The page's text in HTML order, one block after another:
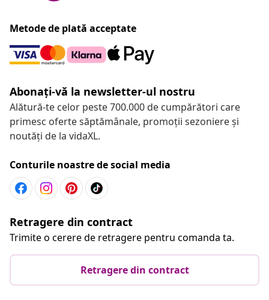
Metode de plată acceptate
Abonați-vă la newsletter-ul nostru
Alătură-te celor peste 700.000 de cumpărători care
primesc oferte săptămânale, promoții sezoniere și
noutăți de la vidaXL.
Conturile noastre de social media
Retragere din contract
Trimite o cerere de retragere pentru comanda ta.
Retragere din contract